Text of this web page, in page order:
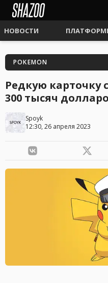
НОВОСТИ
POKEMON
Редкую карточку
300 тысяч
Spoyk
12:30, 26 апреля 2023